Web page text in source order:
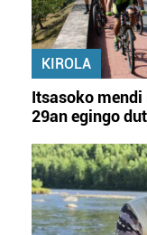
KIROLA
Itsasoko
29an egingo